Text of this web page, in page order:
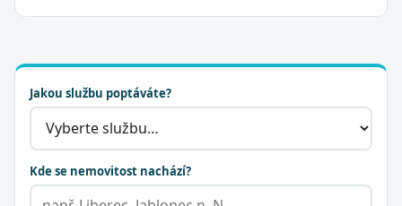
Jakou službu poptáváte?
Kde se nemovitost nachází?